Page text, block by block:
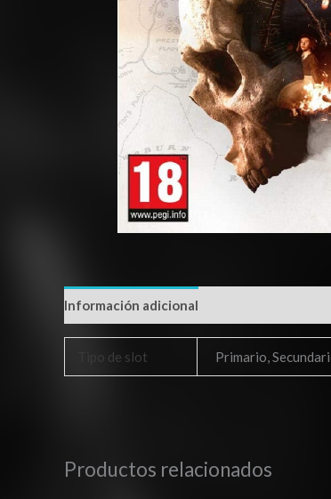
Información adicional
Tipo de slot Primario,
Productos relacionados